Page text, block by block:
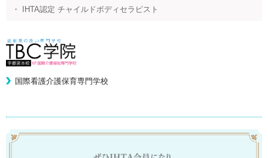
・ IHTA認定 チャイルドボディセラピスト
国際看護介護保育専門学校